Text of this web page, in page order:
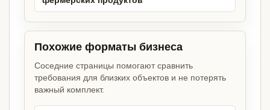
Похожие форматы бизнеса
Соседние страницы помогают сравнить
требования для близких объектов и не потерять
важный комплект.